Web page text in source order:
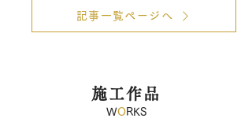
記事一覧ページへ
施工作品
WORKS